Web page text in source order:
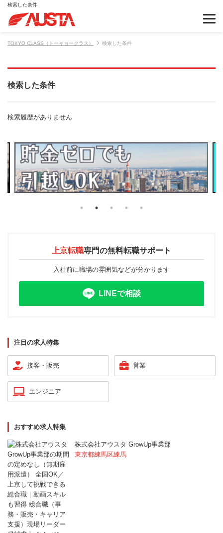
検索した条件
TOKYO CLASS（トーキョークラス） 検索した条件
検索した条件
検索履歴がありません
上京転職専門の無料転職サポート
入社前に職場の雰囲気などが分かります
LINEで相談
注目の求人特集
接客・販売 営業
エンジニア
おすすめ求人特集
株式会社アウスタ GrowUp事業部
東京都練馬区練馬